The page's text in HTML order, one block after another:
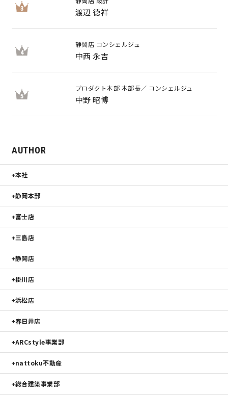
分譲住宅･不動産
施工事例 お客さまの声
お知らせ 土地情報
近日分譲予定情報
動画ギャラリー
サイトマップ プライバシーポリシー
よくある質問
3 渡辺 徳祥
4
静岡店 コンシェルジュ
中西 永吉
5
プロダクト本部 本部長／ コンシェルジュ
中野 昭博
AUTHOR
本社
静岡本部
富士店
三島店
静岡店
掛川店
浜松店
春日井店
ARCstyle事業部
nattoku不動産
総合建築事業部